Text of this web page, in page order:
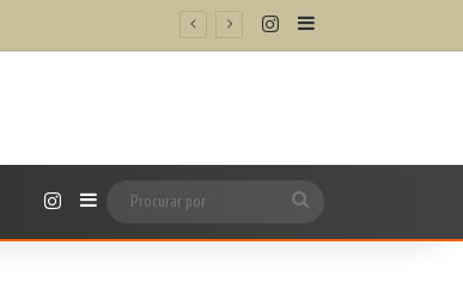
InstagramBarra Lateral
InstagramBarra Lateral
por